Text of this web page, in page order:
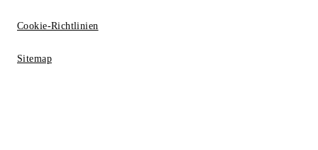
Cookie-Richtlinien
Sitemap